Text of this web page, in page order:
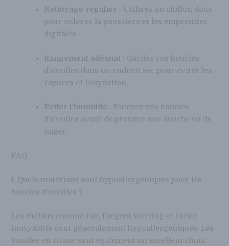
Nettoyage régulier : Utilisez un chiffon doux
pour enlever la poussière et les empreintes
digitales.
Rangement adéquat : Gardez vos boucles
d’oreilles dans un endroit sec pour éviter les
rayures et l’oxydation.
Éviter l’humidité : Enlevez vos boucles
d’oreilles avant de prendre une douche ou de
nager.
FAQ
1. Quels matériaux sont hypoallergéniques pour les
boucles d’oreilles ?
Les métaux comme l’or, l’argent sterling et l’acier
inoxydable sont généralement hypoallergéniques. Les
boucles en titane sont également un excellent choix